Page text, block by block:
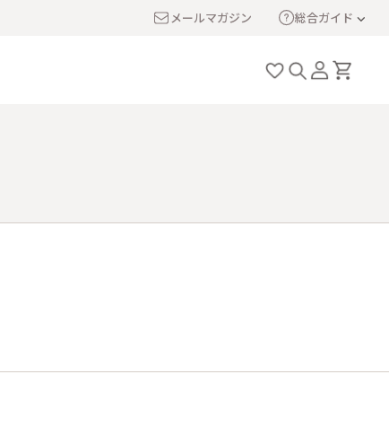
メールマガジン 総合ガイド